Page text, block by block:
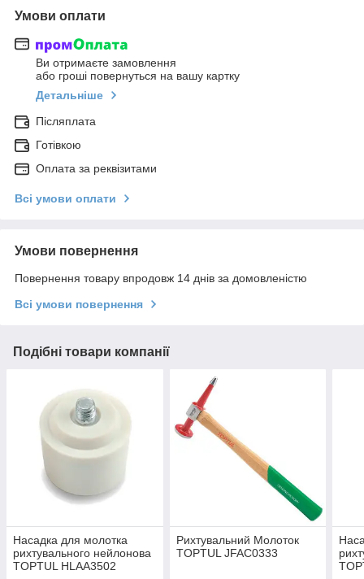
Умови оплати
Ви отримаєте замовлення
або гроші повернуться на вашу картку
Детальніше
Післяплата
Готівкою
Оплата за реквізитами
Всі умови оплати
Умови повернення
Повернення товару впродовж 14 днів за домовленістю
Всі умови повернення
Подібні товари компанії
Насадка для молотка
рихтувального нейлонова
TOPTUL HLAA3502
Рихтувальний Молоток
TOPTUL JFAC0333